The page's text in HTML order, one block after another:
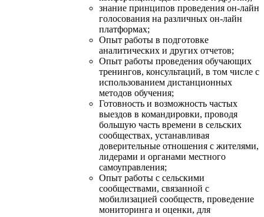
знание принципов проведения он-лайн
голосования на различных он-лайн
платформах;
Опыт работы в подготовке
аналитических и других отчетов;
Опыт работы проведения обучающих
тренингов, консультаций, в том числе с
использованием дистанционных
методов обучения;
Готовность и возможность частых
выездов в командировки, проводя
большую часть времени в сельских
сообществах, устанавливая
доверительные отношения с жителями,
лидерами и органами местного
самоуправления;
Опыт работы с сельскими
сообществами, связанной с
мобилизацией сообществ, проведение
мониторинга и оценки, для